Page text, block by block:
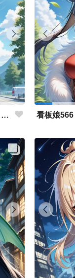
看板娘567 「雪村恋のよもやま話」